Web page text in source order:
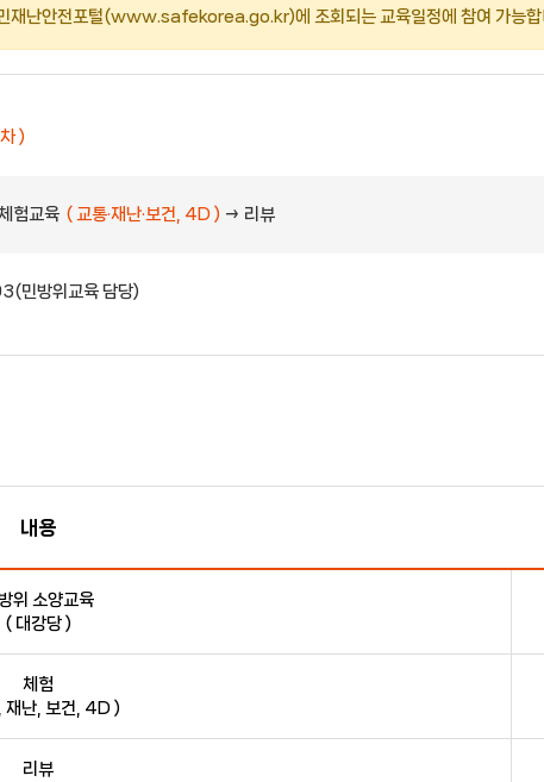
재난안전포털(www.safekorea.go.kr)에 조회되는 교육일정에 참여 가능합
)
험교육 ( 교통·재난·보건, 4D ) → 리뷰
방위교육 담당)
내용
위 소양교육
( 대강당 )
체험
재난, 보건, 4D )
리뷰